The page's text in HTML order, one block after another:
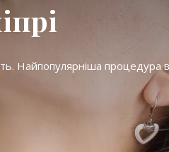
Найпопулярніша процедура в